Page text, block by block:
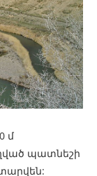
մ
պատնեշի